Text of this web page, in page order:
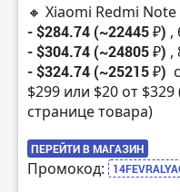
🔸 Xiaomi Redmi
- $284.74 (~22445 ₽) ,
- $304.74 (~24805 ₽) ,
- $324.74 (~25215 ₽)
$299 или $20 от
странице товара)
ПЕРЕЙТИ В МАГАЗИН
Промокод: